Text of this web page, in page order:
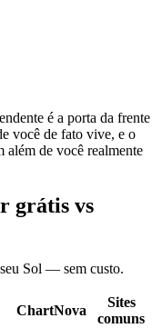
é a porta da frente
você de fato vive, e o
de você realmente
grátis vs
Sol — sem custo.
ChartNova
Sites
comuns